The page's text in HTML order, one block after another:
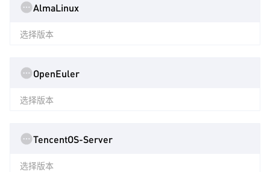
AlmaLinux
选择版本
OpenEuler
选择版本
TencentOS-Server
选择版本